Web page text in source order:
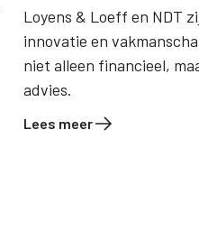
Loyens & Loeff en NDT
innovatie en
niet alleen financieel,
advies.
Lees meer